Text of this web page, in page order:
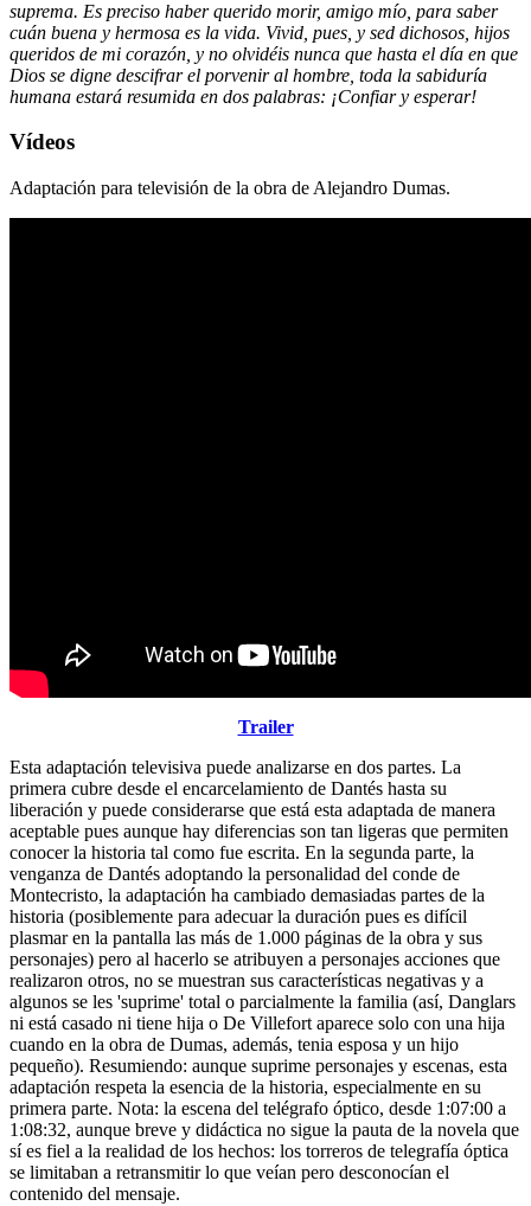
suprema. Es preciso haber querido morir, amigo mío, para saber
cuán buena y hermosa es la vida. Vivid, pues, y sed dichosos, hijos
queridos de mi corazón, y no olvidéis nunca que hasta el día en que
Dios se digne descifrar el porvenir al hombre, toda la sabiduría
humana estará resumida en dos palabras: ¡Confiar y esperar!
Vídeos
Adaptación para televisión de la obra de Alejandro Dumas.
Trailer
Esta adaptación televisiva puede analizarse en dos partes. La
primera cubre desde el encarcelamiento de Dantés hasta su
liberación y puede considerarse que está esta adaptada de manera
aceptable pues aunque hay diferencias son tan ligeras que permiten
conocer la historia tal como fue escrita. En la segunda parte, la
venganza de Dantés adoptando la personalidad del conde de
Montecristo, la adaptación ha cambiado demasiadas partes de la
historia (posiblemente para adecuar la duración pues es difícil
plasmar en la pantalla las más de 1.000 páginas de la obra y sus
personajes) pero al hacerlo se atribuyen a personajes acciones que
realizaron otros, no se muestran sus características negativas y a
algunos se les 'suprime' total o parcialmente la familia (así, Danglars
ni está casado ni tiene hija o De Villefort aparece solo con una hija
cuando en la obra de Dumas, además, tenia esposa y un hijo
pequeño). Resumiendo: aunque suprime personajes y escenas, esta
adaptación respeta la esencia de la historia, especialmente en su
primera parte. Nota: la escena del telégrafo óptico, desde 1:07:00 a
1:08:32, aunque breve y didáctica no sigue la pauta de la novela que
sí es fiel a la realidad de los hechos: los torreros de telegrafía óptica
se limitaban a retransmitir lo que veían pero desconocían el
contenido del mensaje.